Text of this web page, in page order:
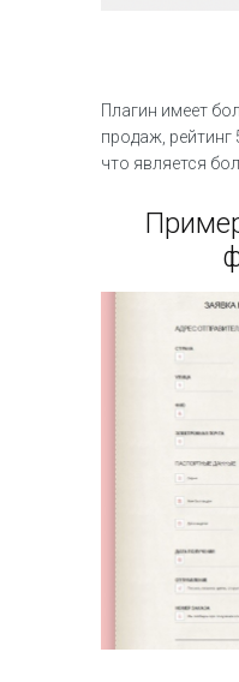
Плагин имеет
продаж, рейтинг
что является